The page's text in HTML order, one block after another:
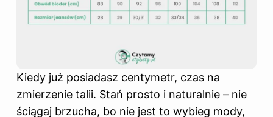
Kiedy już posiadasz centymetr, czas na
zmierzenie talii. Stań prosto i naturalnie – nie
ściągaj brzucha, bo nie jest to wybieg mody,